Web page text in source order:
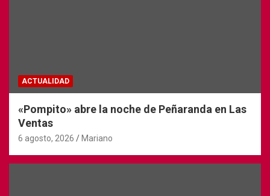
ACTUALIDAD
«Pompito» abre la noche de Peñaranda en Las
Ventas
6 agosto, 2026 Mariano